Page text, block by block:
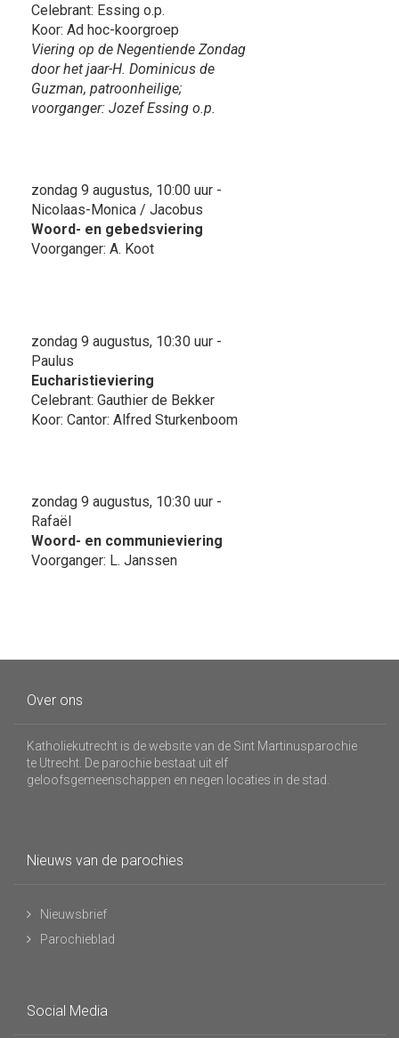
Celebrant: Essing o.p.
Koor: Ad hoc-koorgroep
Viering op de Negentiende Zondag
door het jaar-H. Dominicus de
Guzman, patroonheilige;
voorganger: Jozef Essing o.p.
zondag 9 augustus, 10:00 uur -
Nicolaas-Monica / Jacobus
Woord- en gebedsviering
Voorganger: A. Koot
zondag 9 augustus, 10:30 uur -
Paulus
Eucharistieviering
Celebrant: Gauthier de Bekker
Koor: Cantor: Alfred Sturkenboom
zondag 9 augustus, 10:30 uur -
Rafaël
Woord- en communieviering
Voorganger: L. Janssen
Over ons
Katholiekutrecht is de website van de Sint Martinusparochie
te Utrecht. De parochie bestaat uit elf
geloofsgemeenschappen en negen locaties in de stad.
Nieuws van de parochies
Nieuwsbrief
Parochieblad
Social Media